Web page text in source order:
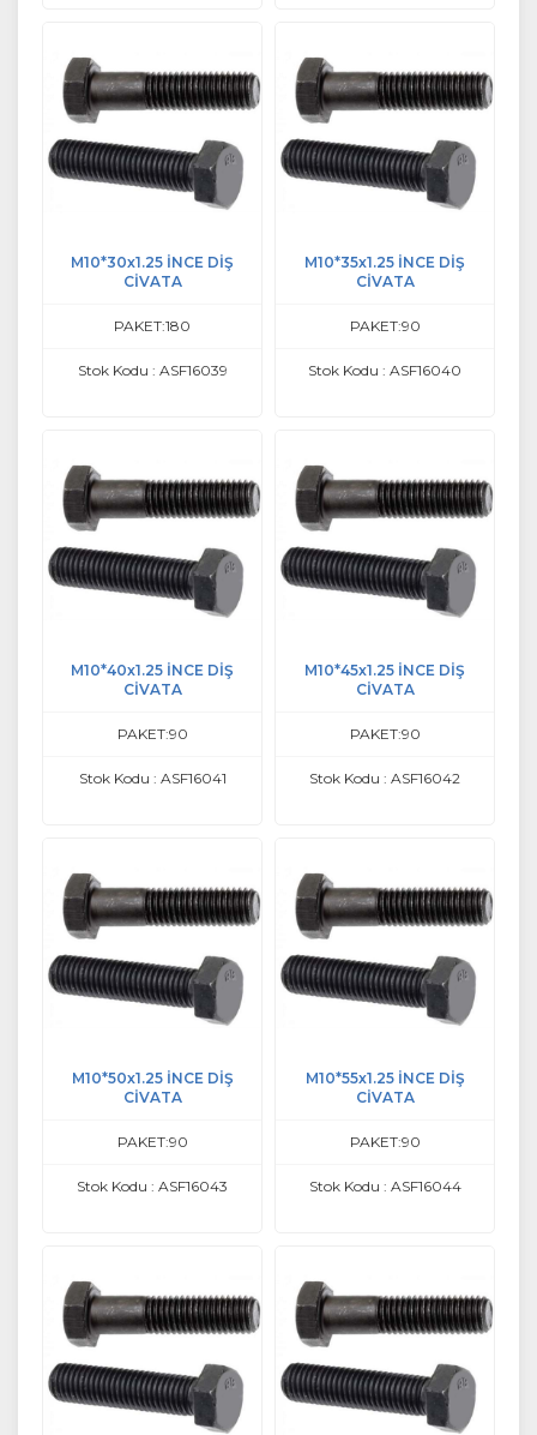
M10*30x1.25 İNCE DİŞ
CİVATA
PAKET:180
Stok Kodu : ASF16039
M10*35x1.25 İNCE DİŞ
CİVATA
PAKET:90
Stok Kodu : ASF16040
M10*40x1.25 İNCE DİŞ
CİVATA
PAKET:90
Stok Kodu : ASF16041
M10*45x1.25 İNCE DİŞ
CİVATA
PAKET:90
Stok Kodu : ASF16042
M10*50x1.25 İNCE DİŞ
CİVATA
PAKET:90
Stok Kodu : ASF16043
M10*55x1.25 İNCE DİŞ
CİVATA
PAKET:90
Stok Kodu : ASF16044